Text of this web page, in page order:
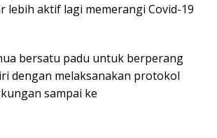
aktif lagi memerangi Covid-19
bersatu padu untuk berperang
dengan melaksanakan protokol
sampai ke